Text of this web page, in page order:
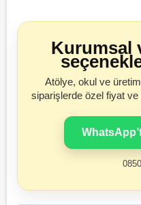
Kurumsal
Atölye, okul ve
siparişlerde özel fiyat ve